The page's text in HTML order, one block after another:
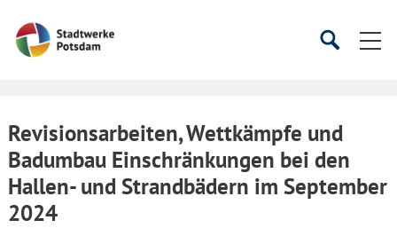
Startseite
SucheSuche
Revisionsarbeiten, Wettkämpfe und
Badumbau Einschränkungen bei den
Hallen- und Strandbädern im September
2024